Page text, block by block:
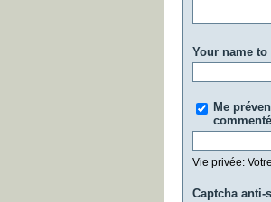
Your name
Me
Vie privée:
Captcha anti-